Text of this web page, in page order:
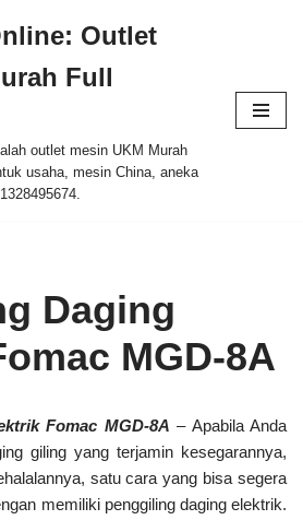
Outlet
Full
outlet mesin UKM Murah
usaha, mesin China, aneka
Daging
MGD-8A
Fomac MGD-8A – Apabila Anda
giling yang terjamin kesegarannya,
satu cara yang bisa segera
memiliki penggiling daging elektrik.